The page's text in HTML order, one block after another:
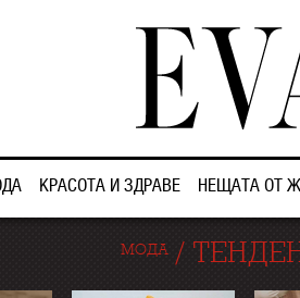
КРАСОТА И ЗДРАВЕ НЕЩАТА ОТ
МОДА /